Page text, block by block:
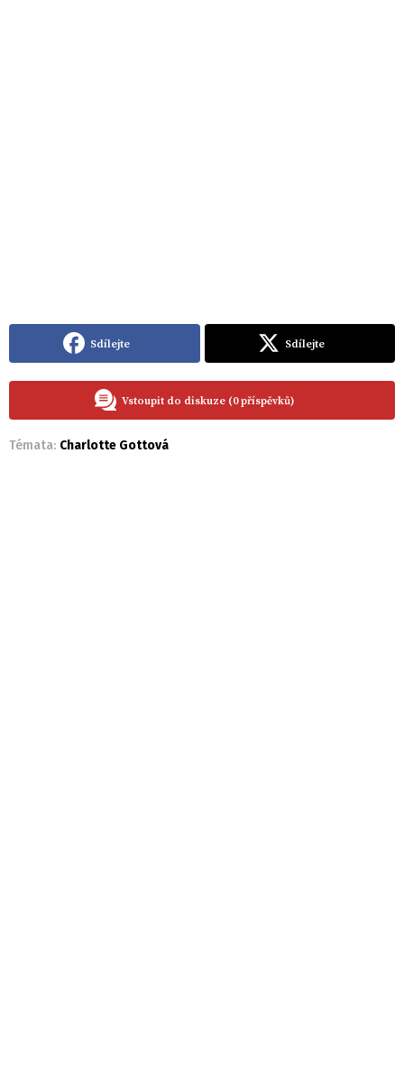
Sdílejte Sdílejte
Vstoupit do diskuze (0 příspěvků)
Témata: Charlotte Gottová